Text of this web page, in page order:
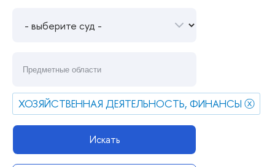
ХОЗЯЙСТВЕННАЯ ДЕЯТЕЛЬНОСТЬ, ФИНАНСЫ ⓧ
Искать